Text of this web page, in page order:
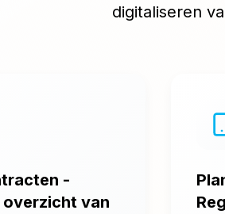
digitaliseren
-
overzicht van